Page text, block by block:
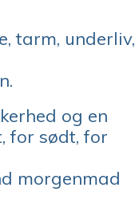
tarm, underliv,
og en
for sødt, for
morgenmad